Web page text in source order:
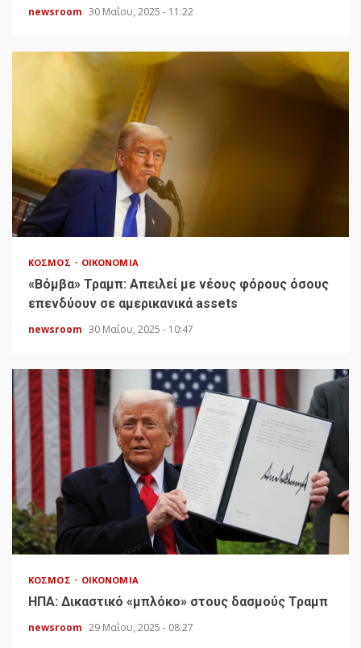
newsroom 30 Μαΐου, 2025 - 11:22
ΚΌΣΜΟΣ ΟΙΚΟΝΟΜΊΑ
«Bόμβα» Τραμπ: Απειλεί με νέους φόρους όσους
επενδύουν σε αμερικανικά assets
newsroom 30 Μαΐου, 2025 - 10:47
ΚΌΣΜΟΣ ΟΙΚΟΝΟΜΊΑ
HΠΑ: Δικαστικό «μπλόκο» στους δασμούς Τραμπ
newsroom 29 Μαΐου, 2025 - 08:27